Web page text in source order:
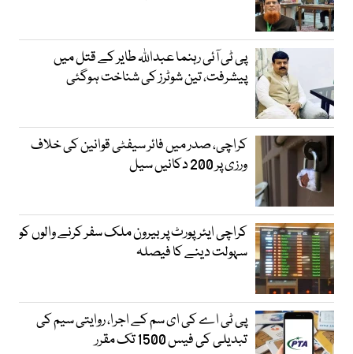
پی ٹی آئی رہنما عبداللہ طایر کے قتل میں
پیشرفت، تین شوٹرز کی شناخت ہوگئی
کراچی، صدر میں فائر سیفٹی قوانین کی خلاف
ورزی پر 200 دکانیں سیل
کراچی ایئرپورٹ پر بیرون ملک سفر کرنے والوں کو
سہولت دینے کا فیصلہ
پی ٹی اے کی ای سم کے اجرا، روایتی سیم کی
تبدیلی کی فیس 1500 تک مقرر